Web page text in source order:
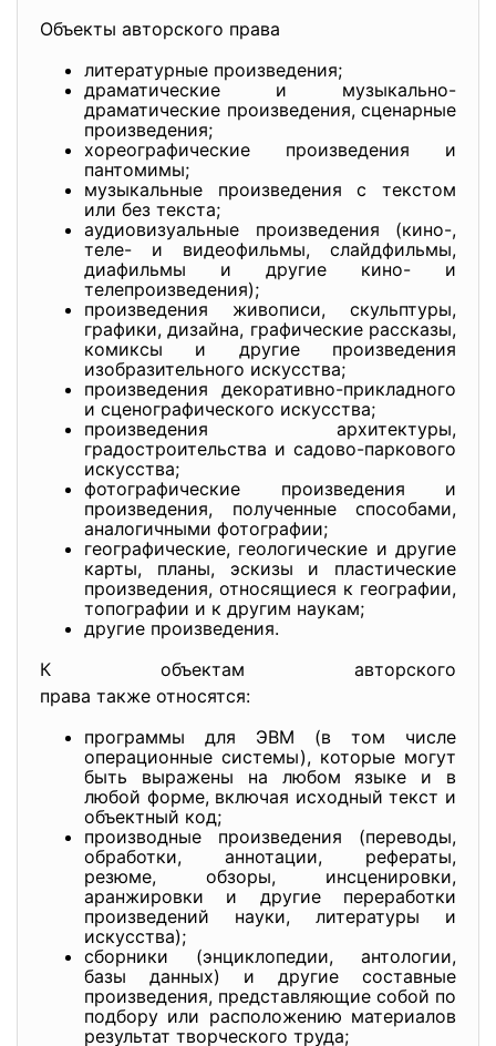
Объекты авторского права
литературные произведения;
драматические и музыкально-
драматические произведения, сценарные
произведения;
хореографические произведения и
пантомимы;
музыкальные произведения с текстом
или без текста;
аудиовизуальные произведения (кино-,
теле- и видеофильмы, слайдфильмы,
диафильмы и другие кино- и
телепроизведения);
произведения живописи, скульптуры,
графики, дизайна, графические рассказы,
комиксы и другие произведения
изобразительного искусства;
произведения декоративно-прикладного
и сценографического искусства;
произведения архитектуры,
градостроительства и садово-паркового
искусства;
фотографические произведения и
произведения, полученные способами,
аналогичными фотографии;
географические, геологические и другие
карты, планы, эскизы и пластические
произведения, относящиеся к географии,
топографии и к другим наукам;
другие произведения.
К объектам авторского
права также относятся:
программы для ЭВМ (в том числе
операционные системы), которые могут
быть выражены на любом языке и в
любой форме, включая исходный текст и
объектный код;
производные произведения (переводы,
обработки, аннотации, рефераты,
резюме, обзоры, инсценировки,
аранжировки и другие переработки
произведений науки, литературы и
искусства);
сборники (энциклопедии, антологии,
базы данных) и другие составные
произведения, представляющие собой по
подбору или расположению материалов
результат творческого труда;